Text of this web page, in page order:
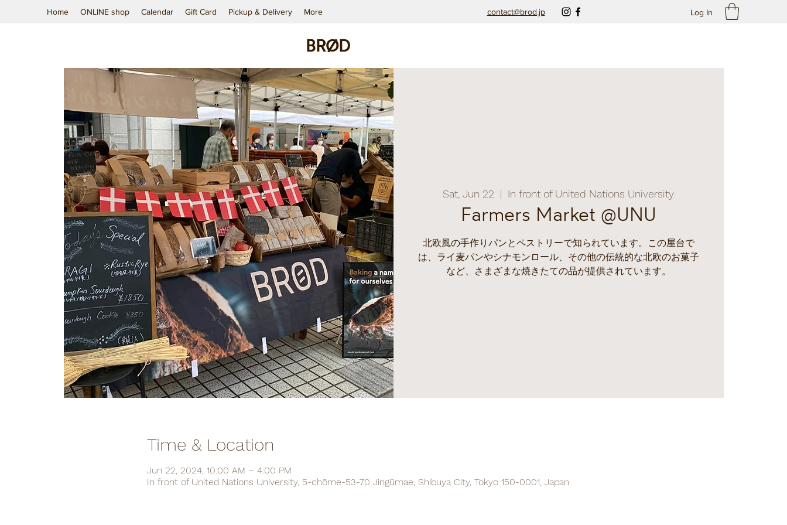
Home ONLINE shop Calendar Gift Card Pickup & Delivery More
BRØD
contact@brod.jp Log In
Sat, Jun 22
  |
In front of United Nations University
Farmers Market @UNU
北欧風の手作りパンとペストリーで知られています。この屋台で
は、ライ麦パンやシナモンロール、その他の伝統的な北欧のお菓子
など、さまざまな焼きたての品が提供されています。
Time & Location
Jun 22, 2024, 10:00 AM – 4:00 PM
In front of United Nations University, 5-chōme-53-70 Jingūmae, Shibuya City, Tokyo 150-0001, Japan